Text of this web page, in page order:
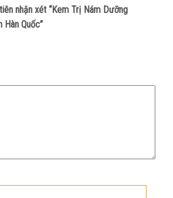
nhận xét “Kem Trị Nám Dưỡng
Hàn Quốc”